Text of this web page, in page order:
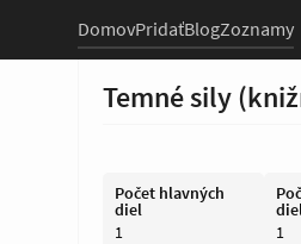
DomovPridaťBlogZoznamy
Temné sily
Počet hlavných
diel
1
1